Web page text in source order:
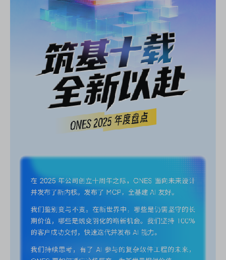
服务台和工单管理
ASPICE 研发管理